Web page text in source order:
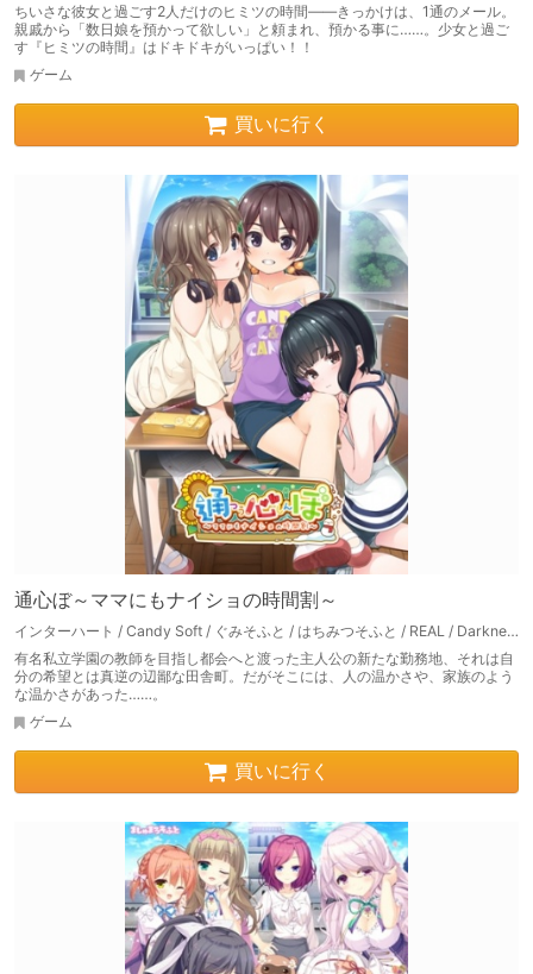
ちいさな彼女と過ごす2人だけのヒミツの時間――きっかけは、1通のメール。
親戚から「数日娘を預かって欲しい」と頼まれ、預かる事に……。少女と過ご
す『ヒミツの時間』はドキドキがいっぱい！！
ゲーム
買いに行く
通心ぼ～ママにもナイショの時間割～
インターハート / Candy Soft / ぐみそふと / はちみつそふと / REAL / DarknessPot / 娘。 / しばそふと / DESSERT Soft / カカオ / ういろうそふと / ましゅまろそふと
有名私立学園の教師を目指し都会へと渡った主人公の新たな勤務地、それは自
分の希望とは真逆の辺鄙な田舎町。だがそこには、人の温かさや、家族のよう
な温かさがあった……。
ゲーム
買いに行く